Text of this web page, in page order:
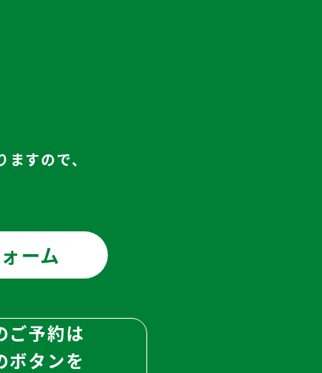
すので、
ーム
ご予約は
ボタンを